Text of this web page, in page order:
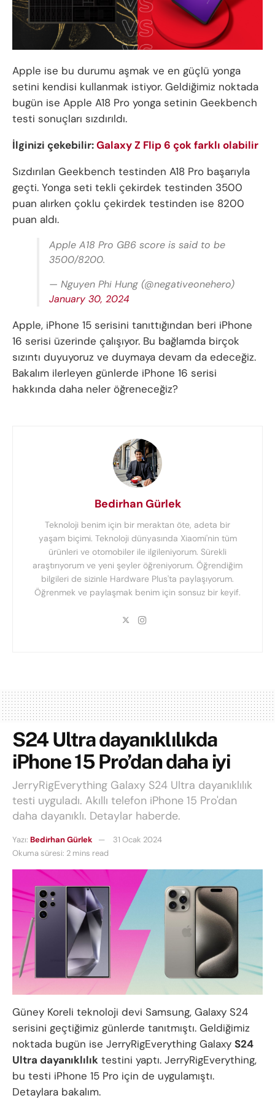
Apple ise bu durumu aşmak ve en güçlü yonga
setini kendisi kullanmak istiyor. Geldiğimiz noktada
bugün ise Apple A18 Pro yonga setinin Geekbench
testi sonuçları sızdırıldı.
İlginizi çekebilir:Galaxy Z Flip 6 çok farklı olabilir
Sızdırılan Geekbench testinden A18 Pro başarıyla
geçti. Yonga seti tekli çekirdek testinden 3500
puan alırken çoklu çekirdek testinden ise 8200
puan aldı.
Apple A18 Pro GB6 score is said to be
3500/8200.
— Nguyen Phi Hung (@negativeonehero)
January 30, 2024
Apple, iPhone 15 serisini tanıttığından beri iPhone
16 serisi üzerinde çalışıyor. Bu bağlamda birçok
sızıntı duyuyoruz ve duymaya devam da edeceğiz.
Bakalım ilerleyen günlerde iPhone 16 serisi
hakkında daha neler öğreneceğiz?
Bedirhan Gürlek
Teknoloji benim için bir meraktan öte, adeta bir
yaşam biçimi. Teknoloji dünyasında Xiaomi'nin tüm
ürünleri ve otomobiler ile ilgileniyorum. Sürekli
araştırıyorum ve yeni şeyler öğreniyorum. Öğrendiğim
bilgileri de sizinle Hardware Plus'ta paylaşıyorum.
Öğrenmek ve paylaşmak benim için sonsuz bir keyif.
S24 Ultra dayanıklılıkda
iPhone 15 Pro’dan daha iyi
JerryRigEverything Galaxy S24 Ultra dayanıklılık
testi uyguladı. Akıllı telefon iPhone 15 Pro'dan
daha dayanıklı. Detaylar haberde.
Yazı: Bedirhan Gürlek
31 Ocak 2024
Okuma süresi: 2 mins read
Güney Koreli teknoloji devi Samsung, Galaxy S24
serisini geçtiğimiz günlerde tanıtmıştı. Geldiğimiz
noktada bugün ise JerryRigEverything Galaxy S24
Ultra dayanıklılık testini yaptı. JerryRigEverything,
bu testi iPhone 15 Pro için de uygulamıştı.
Detaylara bakalım.